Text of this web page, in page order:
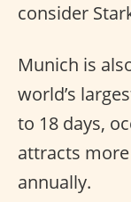
consider
Munich is
world’s
to 18 days,
attracts
annually.